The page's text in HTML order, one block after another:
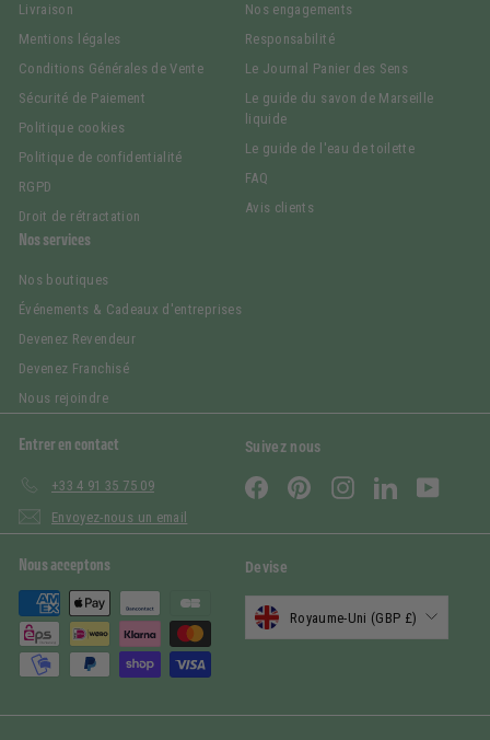
Livraison
Mentions légales
Conditions Générales de Vente
Sécurité de Paiement
Politique cookies
Politique de confidentialité
RGPD
Droit de rétractation
Nos engagements
Responsabilité
Le Journal Panier des Sens
Le guide du savon de Marseille
liquide
Le guide de l'eau de toilette
FAQ
Avis clients
Nos services
Nos boutiques
Événements & Cadeaux d'entreprises
Devenez Revendeur
Devenez Franchisé
Nous rejoindre
Entrer en contact
+33 4 91 35 75 09
Envoyez-nous un email
Suivez nous
FacebookPinterestInstagramLinkedIn
Nous acceptons Devise
Royaume-Uni (GBP £)